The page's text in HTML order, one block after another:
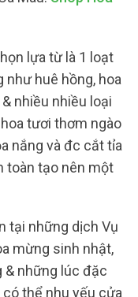
lựa từ là 1 loạt
như huê hồng, hoa
nhiều nhiều loại
tươi thơm ngào
nắng và đc cắt tỉa
toàn tạo nên một
tại những dịch Vụ
mừng sinh nhật,
& những lúc đặc
thể nhu yếu cửa